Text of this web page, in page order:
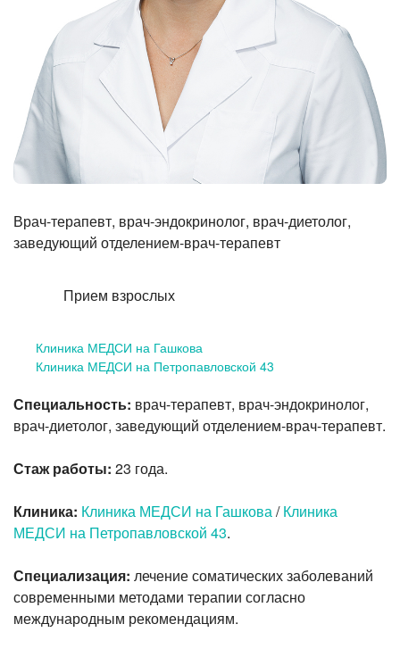
Лазерная коррекция зрения
Врач-терапевт, врач-эндокринолог, врач-диетолог,
заведующий отделением-врач-терапевт
Прием взрослых
Клиника МЕДСИ на Гашкова
Клиника МЕДСИ на Петропавловской 43
Специальность: врач-терапевт, врач-эндокринолог,
врач-диетолог, заведующий отделением-врач-терапевт.
Стаж работы: 23 года.
Клиника: Клиника МЕДСИ на Гашкова/Клиника
МЕДСИ на Петропавловской 43.
Специализация: лечение соматических заболеваний
современными методами терапии согласно
международным рекомендациям.